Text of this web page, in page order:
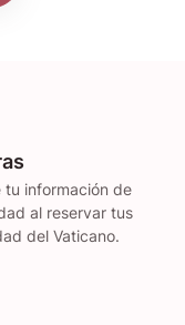
información de
al reservar tus
del Vaticano.